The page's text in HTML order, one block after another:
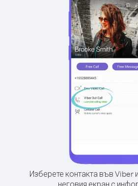
Изберете контакта във Viber
неговия екран с